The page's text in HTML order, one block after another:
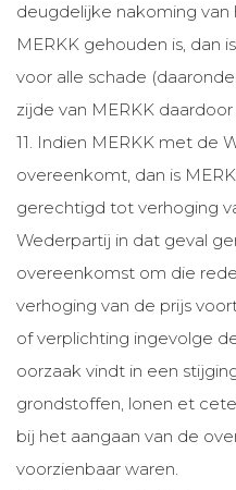
deugdelijke nakoming
MERKK gehouden is, dan
voor alle schade
zijde van MERKK
11. Indien MERKK met de
overeenkomt, dan is
gerechtigd tot verhoging
Wederpartij in dat geval
overeenkomst om die
verhoging van de prijs
of verplichting ingevolge
oorzaak vindt in een
grondstoffen, lonen et
bij het aangaan van de
voorzienbaar waren.